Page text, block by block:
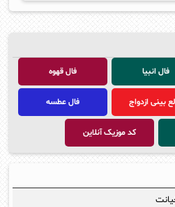
فال انبیا فال قهوه
بینی ازدواج فال عطسه
کد موزیک آنلاین